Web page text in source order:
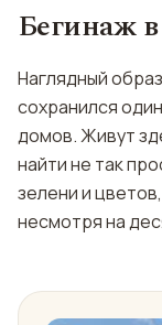
Бегинаж
Наглядный
сохранился
домов. Живут
найти не так
зелени и
несмотря на